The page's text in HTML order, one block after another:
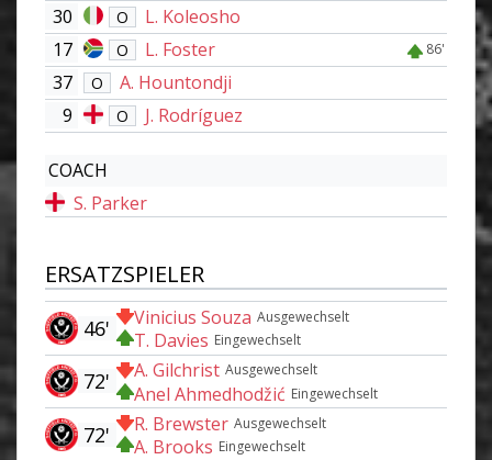
30 O
L. Koleosho
17
O L. Foster 86'
37 O
A. Hountondji
9
O J. Rodríguez
COACH
S. Parker
ERSATZSPIELER
Ausgewechselt
Vinicius Souza
Eingewechselt
T. Davies
46'
Ausgewechselt
A. Gilchrist
Eingewechselt
Anel Ahmedhodžić
72'
Ausgewechselt
R. Brewster
Eingewechselt
A. Brooks
72'